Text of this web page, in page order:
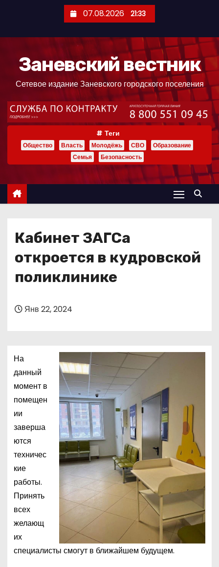
ж
07.08.2026 21:33
Заневский вестник
Сетевое издание Заневского городского поселения
Теги
Общество Власть Молодёжь СВО
Образование
Семья
Безопасность
Кабинет ЗАГСа
откроется в кудровской
поликлинике
Янв 22, 2024
На
данный
момент в
помещен
ии
заверша
ются
техничес
кие
работы.
Принять
всех
желающ
их
специалисты смогут в ближайшем будущем.